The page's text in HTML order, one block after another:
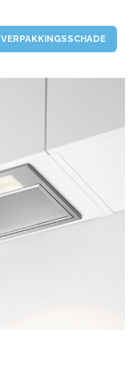
VERPAKKINGSSCHADE